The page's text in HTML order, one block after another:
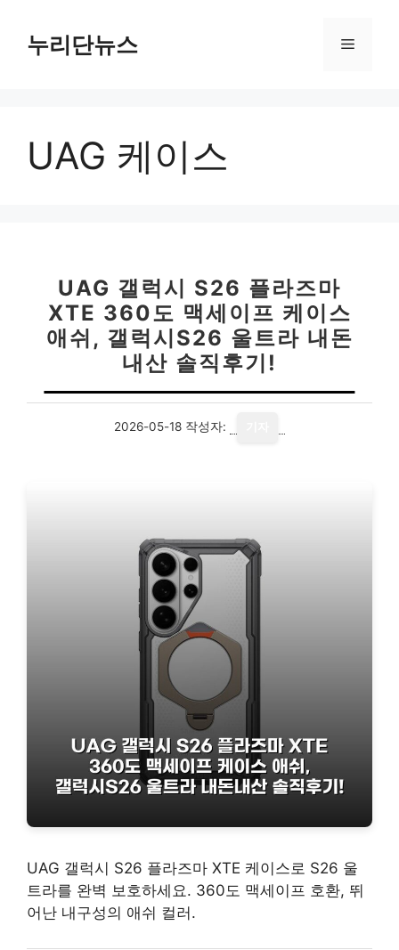
누리단뉴스 메
UAG 케이스
UAG 갤럭시 S26 플라즈마
XTE 360도 맥세이프 케이스
애쉬, 갤럭시S26 울트라 내돈
내산 솔직후기!
2026-05-18 작성자:
UAG 갤럭시 S26 플라즈마 XTE 케이스로 S26 울
트라를 완벽 보호하세요. 360도 맥세이프 호환, 뛰
어난 내구성의 애쉬 컬러.